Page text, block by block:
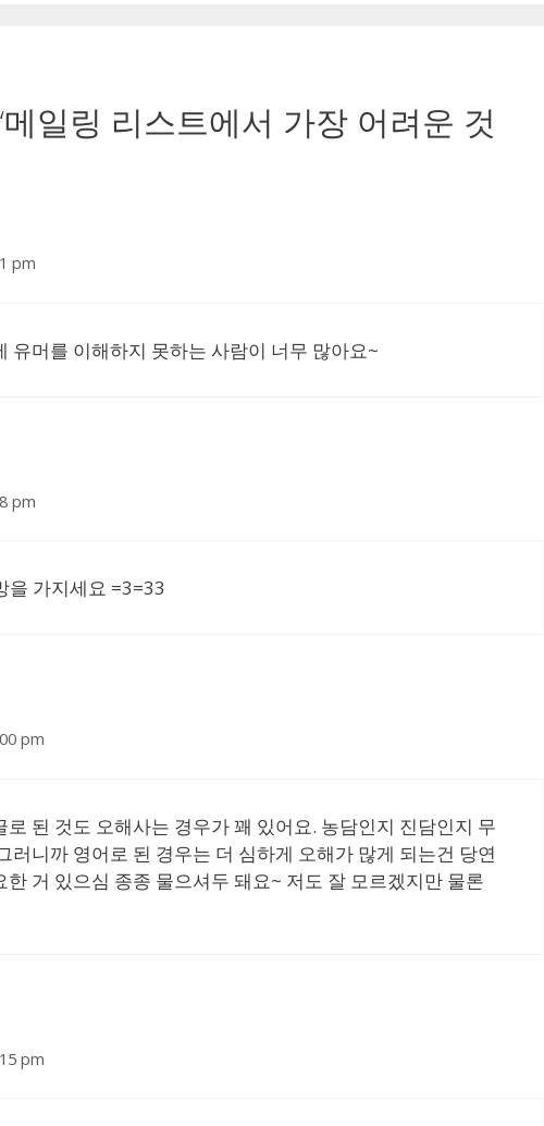
일링 리스트에서 가장 어려운 것
pm
유머를 이해하지 못하는 사람이 너무 많아요~
pm
을 가지세요 =3=33
pm
된 것도 오해사는 경우가 꽤 있어요. 농담인지 진담인지 무
러니까 영어로 된 경우는 더 심하게 오해가 많게 되는건 당연
한 거 있으심 종종 물으셔두 돼요~ 저도 잘 모르겠지만 물론
pm